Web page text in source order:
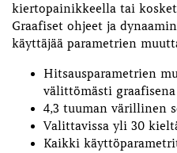
kiertopainikkeella tai
Graafiset ohjeet ja
käyttäjää parametrien
Hitsausparametrien
välittömästi graafisena
4,3 tuuman värillinen
Valittavissa yli 30
Kaikki